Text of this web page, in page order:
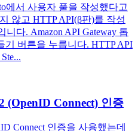
에서 사용자 풀을 작성했다고
않고 HTTP API(β판)를 작성
다. Amazon API Gateway 톱
버튼을 누릅니다. HTTP API
(OpenID Connect) 인증
Connect 인증을 사용했는데